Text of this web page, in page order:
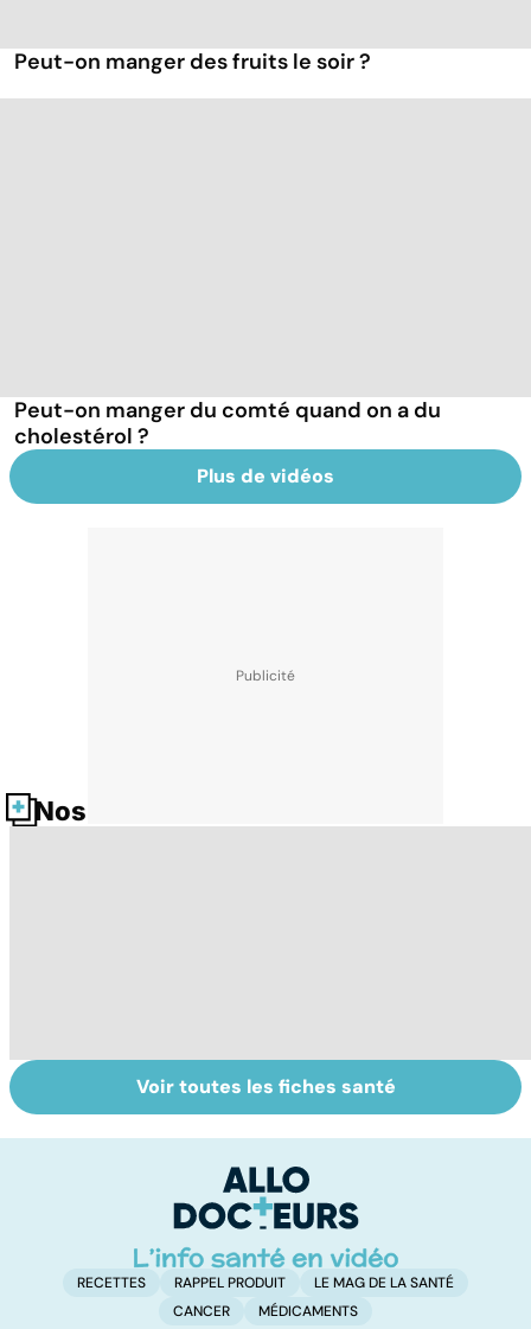
Peut-on manger des fruits le soir ?
Peut-on manger du comté quand on a du
cholestérol ?
Plus de vidéos
Nos fiches santé
Le magnésium,
un oligo-élément
Intestin irritable :
le régime
solution ?
Voir toutes les fiches santé
RECETTES RAPPEL PRODUIT
LE MAG DE LA SANTÉ
CANCER
MÉDICAMENTS